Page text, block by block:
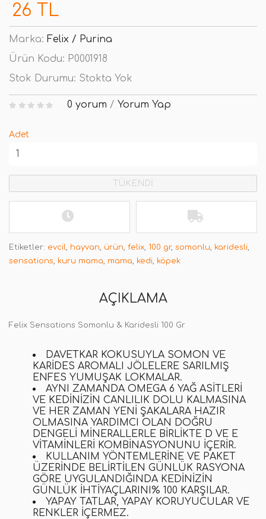
26 TL
Marka: Felix / Purina
Ürün Kodu: P0001918
Stok Durumu: Stokta Yok
0 yorum / Yorum Yap
Adet
TÜKENDİ
Etiketler: evcil, hayvan, ürün, felix, 100 gr, somonlu, karidesli,
sensations, kuru mama, mama, kedi, köpek
AÇIKLAMA
Felix Sensations Somonlu & Karidesli 100 Gr
DAVETKAR KOKUSUYLA SOMON VE
KARIDES AROMALI JÖLELERE SARILMIŞ
ENFES YUMUŞAK LOKMALAR.
AYNI ZAMANDA OMEGA 6 YAĞ ASITLERI
VE KEDINIZIN CANLILIK DOLU KALMASINA
VE HER ZAMAN YENI ŞAKALARA HAZIR
OLMASINA YARDIMCI OLAN DOĞRU
DENGELI MINERALLERLE BIRLIKTE D VE E
VITAMINLERI KOMBINASYONUNU IÇERIR.
KULLANIM YÖNTEMLERINE VE PAKET
ÜZERINDE BELIRTILEN GÜNLÜK RASYONA
GÖRE UYGULANDIĞINDA KEDINIZIN
GÜNLÜK IHTIYAÇLARINI% 100 KARŞILAR.
YAPAY TATLAR, YAPAY KORUYUCULAR VE
RENKLER IÇERMEZ.